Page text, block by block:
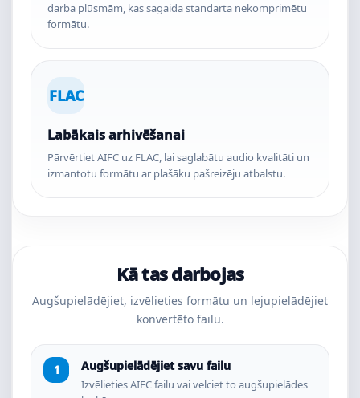
darba plūsmām, kas sagaida standarta nekomprimētu
formātu.
FLAC
Labākais arhivēšanai
Pārvērtiet AIFC uz FLAC, lai saglabātu audio kvalitāti un
izmantotu formātu ar plašāku pašreizēju atbalstu.
Kā tas darbojas
Augšupielādējiet, izvēlieties formātu un lejupielādējiet
konvertēto failu.
Augšupielādējiet savu failu
Izvēlieties AIFC failu vai velciet to augšupielādes